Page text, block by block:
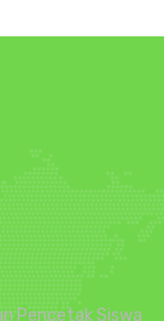
Pencetak Siswa